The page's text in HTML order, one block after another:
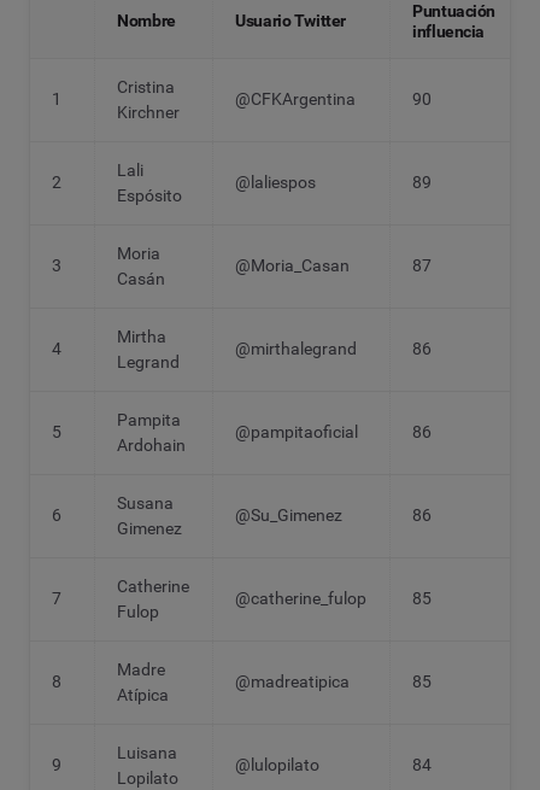
Nombre Usuario Twitter
Puntuación
influencia
1
Cristina
Kirchner
@CFKArgentina 90
2
Lali
Espósito
@laliespos 89
3
Moria
Casán
@Moria_Casan 87
4
Mirtha
Legrand
@mirthalegrand 86
5
Pampita
Ardohain
@pampitaoficial 86
6
Susana
Gimenez
@Su_Gimenez 86
7
Catherine
Fulop
@catherine_fulop 85
8
Madre
Atípica
@madreatipica 85
9
Luisana
Lopilato
@lulopilato 84